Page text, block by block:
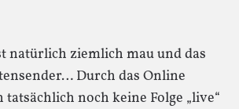
natürlich ziemlich mau und das
Durch das Online
tatsächlich noch keine Folge „live“